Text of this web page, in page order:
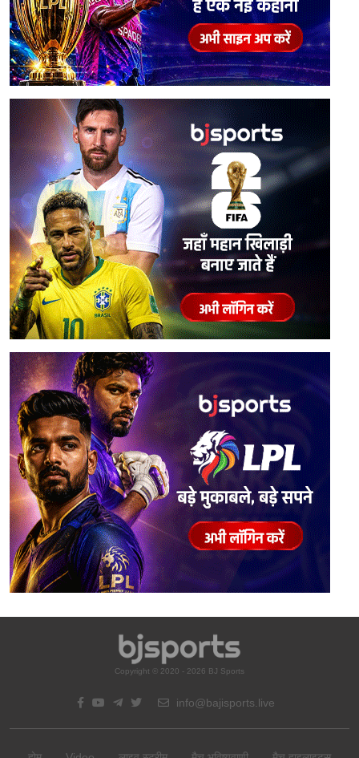
Copyright © 2020 - 2026 BJ Sports
info@bajisports.live